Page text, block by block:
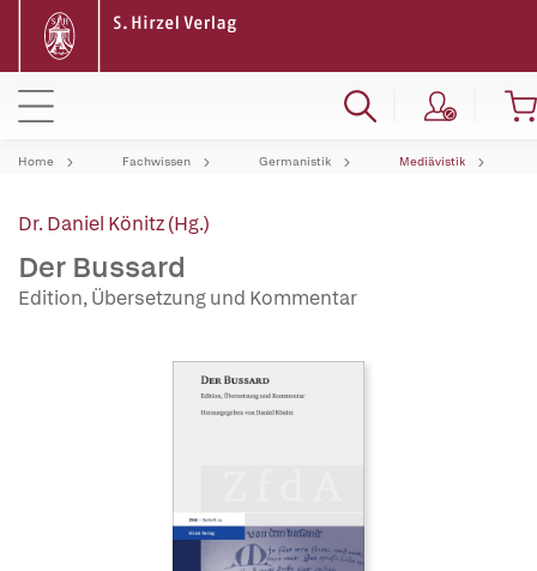
Home Fachwissen Germanistik Mediävistik
Dr. Daniel Könitz (Hg.)
Der Bussard
Edition, Übersetzung und Kommentar